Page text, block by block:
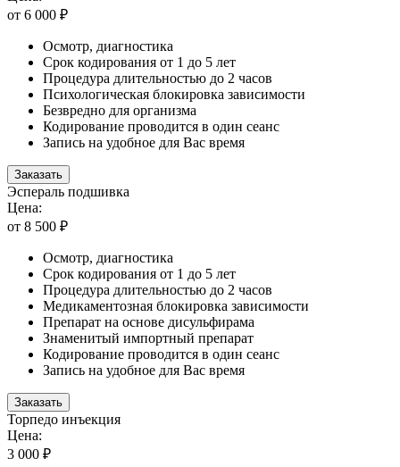
от 6 000 ₽
Осмотр, диагностика
Срок кодирования от 1 до 5 лет
Процедура длительностью до 2 часов
Психологическая блокировка зависимости
Безвредно для организма
Кодирование проводится в один сеанс
Запись на удобное для Вас время
Заказать
Эспераль подшивка
Цена:
от 8 500 ₽
Осмотр, диагностика
Срок кодирования от 1 до 5 лет
Процедура длительностью до 2 часов
Медикаментозная блокировка зависимости
Препарат на основе дисульфирама
Знаменитый импортный препарат
Кодирование проводится в один сеанс
Запись на удобное для Вас время
Заказать
Торпедо инъекция
Цена:
3 000 ₽